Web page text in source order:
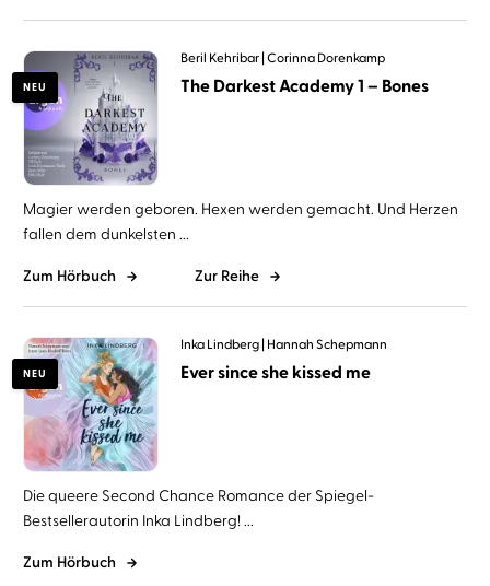
NEU
Beril Kehribar Corinna Dorenkamp
The Darkest Academy 1 – Bones
Magier werden geboren. Hexen werden gemacht. Und Herzen
fallen dem dunkelsten ...
Zum Hörbuch Zur Reihe
NEU
Inka Lindberg Hannah Schepmann
Ever since she kissed me
Die queere Second Chance Romance der Spiegel-
Bestsellerautorin Inka Lindberg! ...
Zum Hörbuch